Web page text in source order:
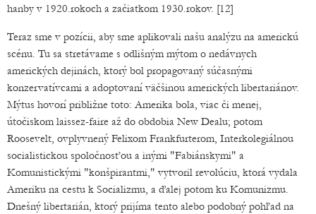
hanby v 1920.rokoch a začiatkom 1930.rokov. [12]
Teraz sme v pozícii, aby sme aplikovali našu analýzu na americkú
scénu. Tu sa stretávame s odlišným mýtom o nedávnych
amerických dejinách, ktorý bol propagovaný súčasnými
konzervatívcami a adoptovaní väčšinou amerických libertariánov.
Mýtus hovorí približne toto: Amerika bola, viac či menej,
útočiskom laissez-faire až do obdobia New Dealu; potom
Roosevelt, ovplyvnený Felixom Frankfurterom, Interkolegiálnou
socialistickou spoločnosťou a inými "Fabiánskymi" a
Komunistickými "konšpirantmi," vytvoril revolúciu, ktorá vydala
Ameriku na cestu k Socializmu, a ďalej potom ku Komunizmu.
Dnešný libertarián, ktorý prijíma tento alebo podobný pohľad na